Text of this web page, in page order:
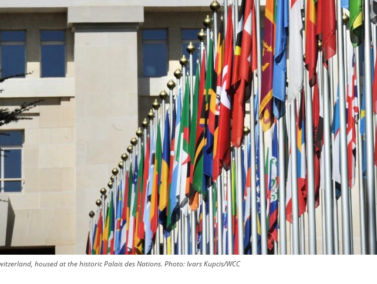
housed at the historic Palais des Nations. Photo:Ivars Kupcis/WCC